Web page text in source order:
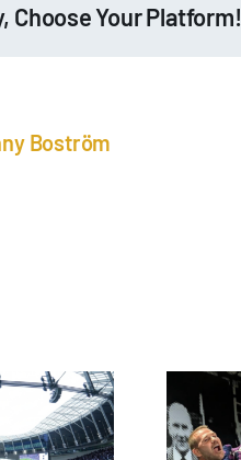
Choose Your Platform!
Boström